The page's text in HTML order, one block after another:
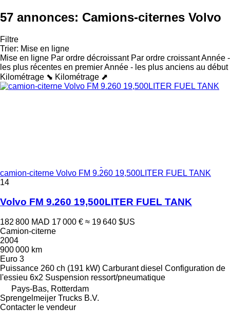
57 annonces: Camions-citernes Volvo
Filtre
Trier: Mise en ligne
Mise en ligne Par ordre décroissant Par ordre croissantAnnée -
les plus récentes en premierAnnée - les plus anciens au début
Kilométrage ⬊ Kilométrage ⬈
camion-citerne Volvo FM 9.260 19,500LITER FUEL TANK
14
Volvo FM 9.260 19,500LITER FUEL TANK
182 800 MAD 17 000 € ≈ 19 640 $US
Camion-citerne
2004
900 000 km
Euro 3
Puissance 260 ch (191 kW) Carburant diesel Configuration de
l'essieu 6x2 Suspension ressort/pneumatique
Pays-Bas, Rotterdam
Sprengelmeijer Trucks B.V.
Contacter le vendeur